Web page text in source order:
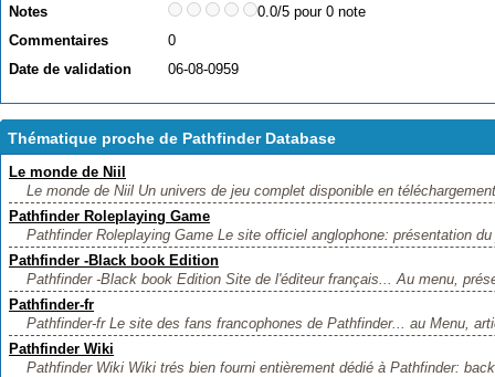
Notes
0.0/5 pour 0 note
Commentaires
0
Date de validation
06-08-0959
Thématique proche de Pathfinder Database
Le monde de Niil
Le monde de Niil Un univers de jeu complet disponible en
Pathfinder Roleplaying Game
Pathfinder Roleplaying Game Le site officiel anglophone: présentation
Pathfinder -Black book Edition
Pathfinder -Black book Edition Site de l'éditeur français... Au menu,
Pathfinder-fr
Pathfinder-fr Le site des fans francophones de Pathfinder... au Menu,
Pathfinder Wiki
Pathfinder Wiki Wiki trés bien fourni entièrement dédié à Pathfinder: